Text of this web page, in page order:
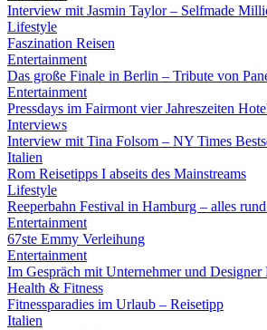
Interview mit Jasmin Taylor – Selfmade
Lifestyle
Faszination Reisen
Entertainment
Das große Finale in Berlin – Tribute von
Entertainment
Pressdays im Fairmont vier Jahreszeiten
Interviews
Interview mit Tina Folsom – NY Times
Italien
Rom Reisetipps I abseits des Mainstreams
Lifestyle
Reeperbahn Festival in Hamburg – alles
Entertainment
67ste Emmy Verleihung
Entertainment
Im Gespräch mit Unternehmer und
Health & Fitness
Fitnessparadies im Urlaub – Reisetipp
Italien